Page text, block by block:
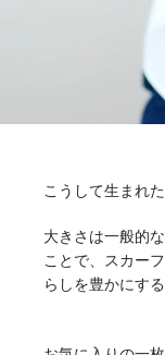
こうして生まれ
大きさは一般的
ことで、スカー
らしを豊かにす